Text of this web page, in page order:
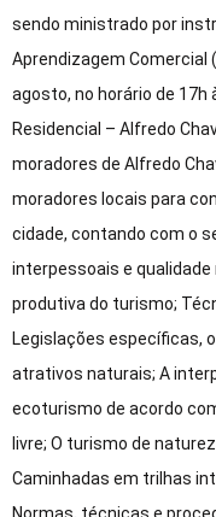
sendo ministrado por
Aprendizagem Comercial
agosto, no horário de 17h
Residencial – Alfredo
moradores de Alfredo
moradores locais para
cidade, contando com o
interpessoais e
produtiva do turismo;
Legislações específicas,
atrativos naturais; A
ecoturismo de acordo
livre; O turismo de
Caminhadas em trilhas
Normas, técnicas e